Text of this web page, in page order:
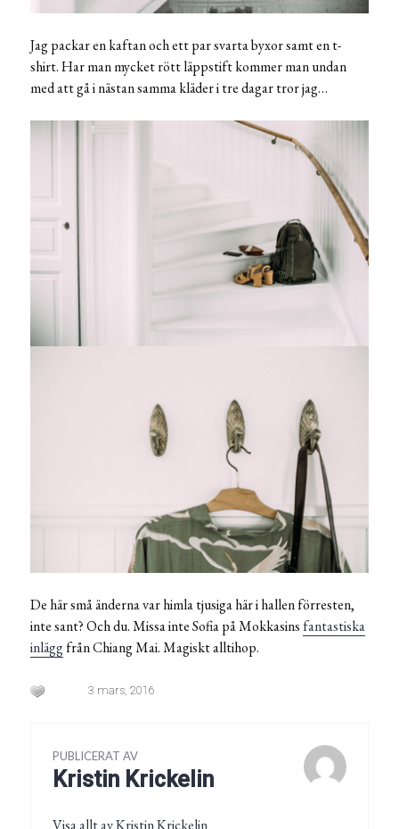
Jag packar en kaftan och ett par svarta byxor samt en t-
shirt. Har man mycket rött läppstift kommer man undan
med att gå i nästan samma kläder i tre dagar tror jag…
De här små änderna var himla tjusiga här i hallen förresten,
inte sant? Och du. Missa inte Sofia på Mokkasins fantastiska
inläggfrån Chiang Mai. Magiskt alltihop.
3 mars, 2016
PUBLICERAT AV
Kristin Krickelin
Visa allt av Kristin Krickelin